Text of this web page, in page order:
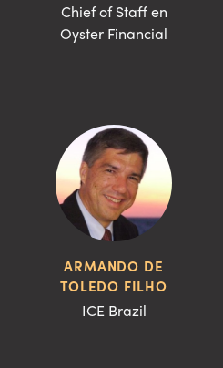
Chief of Staff en
Oyster Financial
ARMANDO DE
TOLEDO FILHO
ICE Brazil